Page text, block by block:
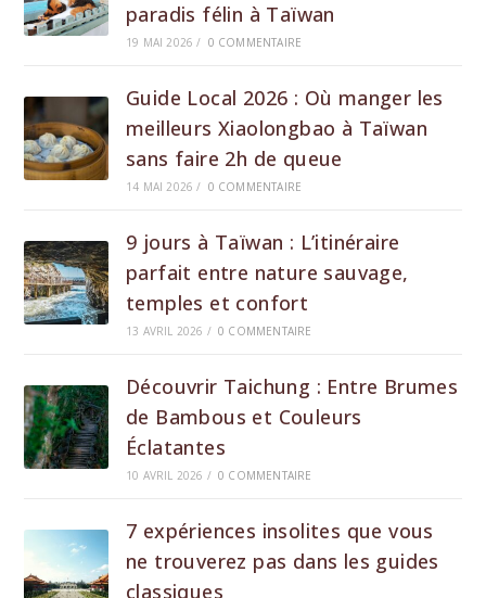
paradis félin à Taïwan
19 MAI 2026 / 0 COMMENTAIRE
Guide Local 2026 : Où manger les
meilleurs Xiaolongbao à Taïwan
sans faire 2h de queue
14 MAI 2026 / 0 COMMENTAIRE
9 jours à Taïwan : L’itinéraire
parfait entre nature sauvage,
temples et confort
13 AVRIL 2026 / 0 COMMENTAIRE
Découvrir Taichung : Entre Brumes
de Bambous et Couleurs
Éclatantes
10 AVRIL 2026 / 0 COMMENTAIRE
7 expériences insolites que vous
ne trouverez pas dans les guides
classiques